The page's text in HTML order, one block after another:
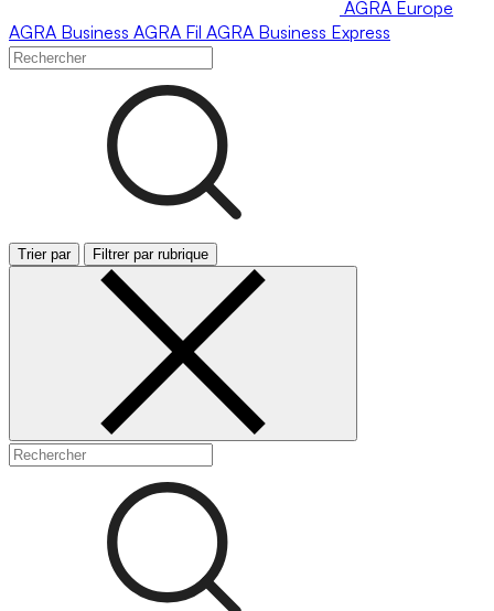
AGRA Europe
AGRA Business AGRA Fil AGRA Business Express
Trier par Filtrer par rubrique